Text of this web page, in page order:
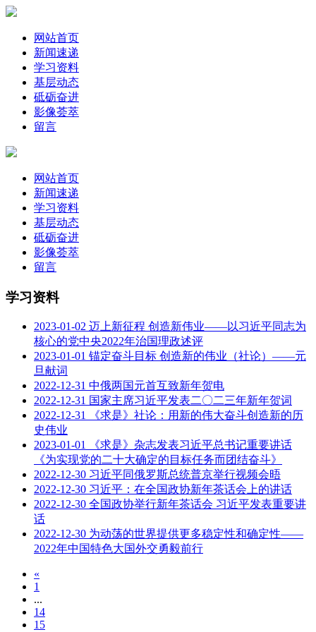
网站首页
新闻速递
学习资料
基层动态
砥砺奋进
影像荟萃
留言
网站首页
新闻速递
学习资料
基层动态
砥砺奋进
影像荟萃
留言
学习资料
2023-01-02 迈上新征程 创造新伟业——以习近平同志为
核心的党中央2022年治国理政述评
2023-01-01 锚定奋斗目标 创造新的伟业（社论）——元
旦献词
2022-12-31 中俄两国元首互致新年贺电
2022-12-31 国家主席习近平发表二〇二三年新年贺词
2022-12-31
《求是》社论：用新的伟大奋斗创造新的历
史伟业
2023-01-01
《求是》杂志发表习近平总书记重要讲话
《为实现党的二十大确定的目标任务而团结奋斗》
2022-12-30 习近平同俄罗斯总统普京举行视频会晤
2022-12-30 习近平：在全国政协新年茶话会上的讲话
2022-12-30 全国政协举行新年茶话会 习近平发表重要讲
话
2022-12-30 为动荡的世界提供更多稳定性和确定性——
2022年中国特色大国外交勇毅前行
«
1
...
14
15